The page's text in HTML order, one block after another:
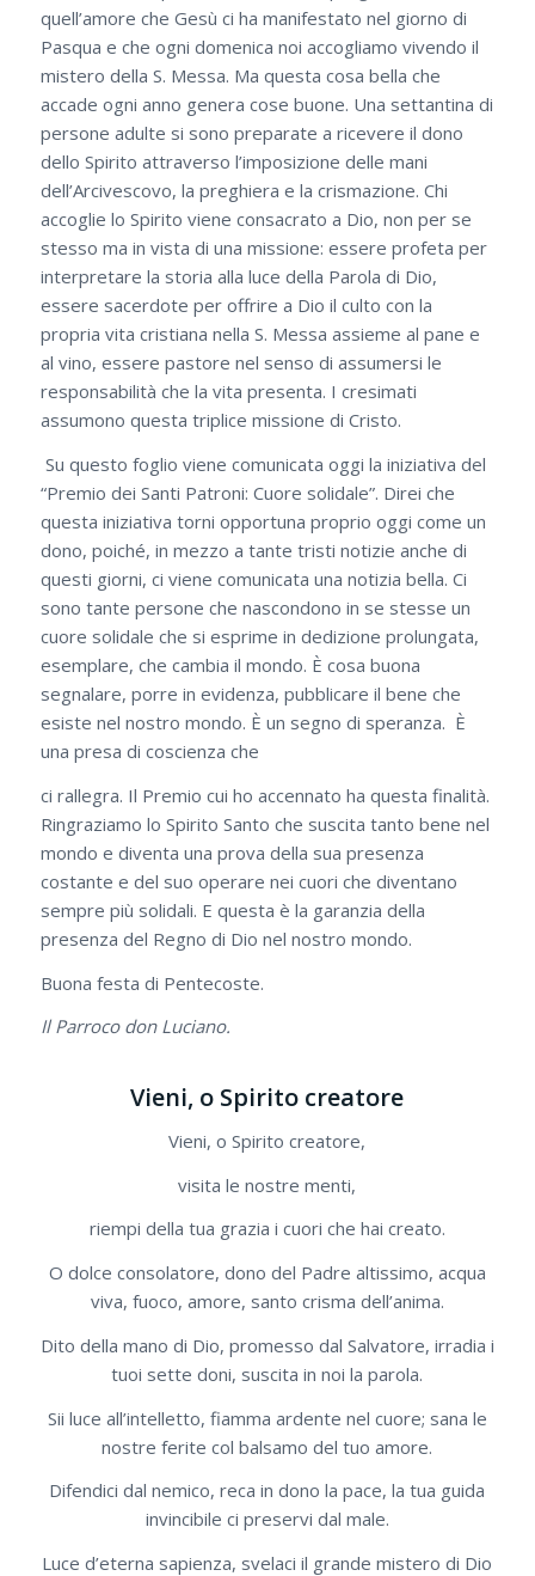
quell’amore che Gesù ci ha manifestato nel giorno di
Pasqua e che ogni domenica noi accogliamo vivendo il
mistero della S. Messa. Ma questa cosa bella che
accade ogni anno genera cose buone. Una settantina di
persone adulte si sono preparate a ricevere il dono
dello Spirito attraverso l’imposizione delle mani
dell’Arcivescovo, la preghiera e la crismazione. Chi
accoglie lo Spirito viene consacrato a Dio, non per se
stesso ma in vista di una missione: essere profeta per
interpretare la storia alla luce della Parola di Dio,
essere sacerdote per offrire a Dio il culto con la
propria vita cristiana nella S. Messa assieme al pane e
al vino, essere pastore nel senso di assumersi le
responsabilità che la vita presenta. I cresimati
assumono questa triplice missione di Cristo.
Su questo foglio viene comunicata oggi la iniziativa del
“Premio dei Santi Patroni: Cuore solidale”. Direi che
questa iniziativa torni opportuna proprio oggi come un
dono, poiché, in mezzo a tante tristi notizie anche di
questi giorni, ci viene comunicata una notizia bella. Ci
sono tante persone che nascondono in se stesse un
cuore solidale che si esprime in dedizione prolungata,
esemplare, che cambia il mondo. È cosa buona
segnalare, porre in evidenza, pubblicare il bene che
esiste nel nostro mondo. È un segno di speranza. È
una presa di coscienza che
ci rallegra. Il Premio cui ho accennato ha questa finalità.
Ringraziamo lo Spirito Santo che suscita tanto bene nel
mondo e diventa una prova della sua presenza
costante e del suo operare nei cuori che diventano
sempre più solidali. E questa è la garanzia della
presenza del Regno di Dio nel nostro mondo.
Buona festa di Pentecoste.
Il Parroco don Luciano.
Vieni, o Spirito creatore
Vieni, o Spirito creatore,
visita le nostre menti,
riempi della tua grazia i cuori che hai creato.
O dolce consolatore, dono del Padre altissimo, acqua
viva, fuoco, amore, santo crisma dell’anima.
Dito della mano di Dio, promesso dal Salvatore, irradia i
tuoi sette doni, suscita in noi la parola.
Sii luce all’intelletto, fiamma ardente nel cuore; sana le
nostre ferite col balsamo del tuo amore.
Difendici dal nemico, reca in dono la pace, la tua guida
invincibile ci preservi dal male.
Luce d’eterna sapienza, svelaci il grande mistero di Dio